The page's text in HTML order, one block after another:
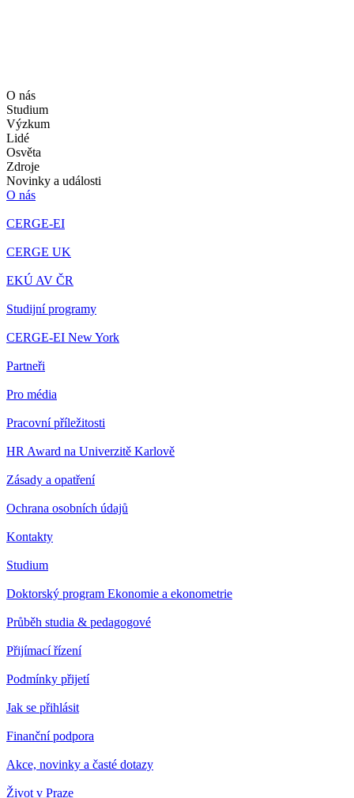
O nás
Studium
Výzkum
Lidé
Osvěta
Zdroje
Novinky a události
O nás
CERGE-EI
CERGE UK
EKÚ AV ČR
Studijní programy
CERGE-EI New York
Partneři
Pro média
Pracovní příležitosti
HR Award na Univerzitě Karlově
Zásady a opatření
Ochrana osobních údajů
Kontakty
Studium
Doktorský program Ekonomie a ekonometrie
Průběh studia & pedagogové
Přijímací řízení
Podmínky přijetí
Jak se přihlásit
Finanční podpora
Akce, novinky a časté dotazy
Život v Praze